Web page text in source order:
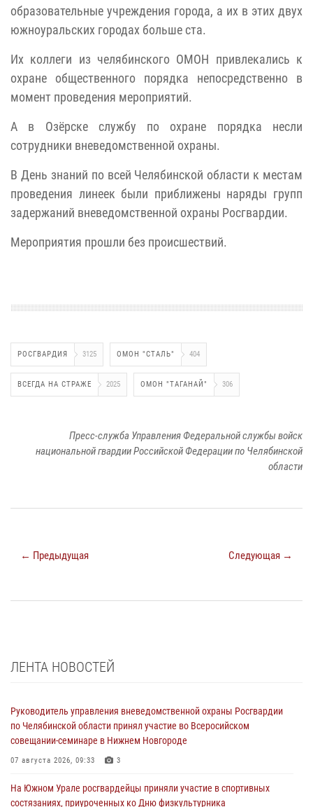
образовательные учреждения города, а их в этих двух
южноуральских городах больше ста.
Их коллеги из челябинского ОМОН привлекались к
охране общественного порядка непосредственно в
момент проведения мероприятий.
А в Озёрске службу по охране порядка несли
сотрудники вневедомственной охраны.
В День знаний по всей Челябинской области к местам
проведения линеек были приближены наряды групп
задержаний вневедомственной охраны Росгвардии.
Мероприятия прошли без происшествий.
РОСГВАРДИЯ 3125 ОМОН "СТАЛЬ" 404
ВСЕГДА НА СТРАЖЕ 2025 ОМОН "ТАГАНАЙ" 306
Пресс-служба Управления Федеральной службы войск
национальной гвардии Российской Федерации по Челябинской
области
← Предыдущая Следующая →
ЛЕНТА НОВОСТЕЙ
Руководитель управления вневедомственной охраны Росгвардии
по Челябинской области принял участие во Всеросийском
совещании-семинаре в Нижнем Новгороде
07 августа 2026, 09:33 3
На Южном Урале росгвардейцы приняли участие в спортивных
состязаниях, приуроченных ко Дню физкультурника